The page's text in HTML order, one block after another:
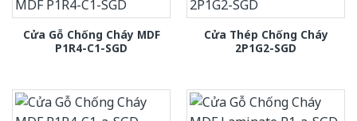
Cửa Gỗ Chống Cháy MDF
P1R4-C1-SGD
Cửa Thép Chống Cháy
2P1G2-SGD